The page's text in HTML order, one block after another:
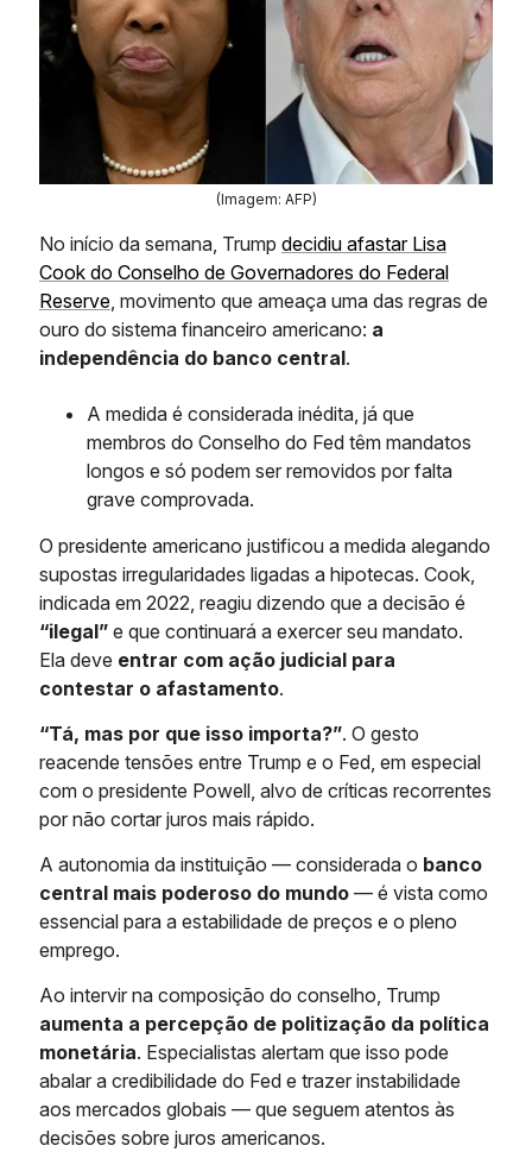
(Imagem: AFP)
No início da semana, Trump decidiu afastar Lisa
Cook do Conselho de Governadores do Federal
Reserve, movimento que ameaça uma das regras de
ouro do sistema financeiro americano: a
independência do banco central.
A medida é considerada inédita, já que
membros do Conselho do Fed têm mandatos
longos e só podem ser removidos por falta
grave comprovada.
O presidente americano justificou a medida alegando
supostas irregularidades ligadas a hipotecas. Cook,
indicada em 2022, reagiu dizendo que a decisão é
“ilegal” e que continuará a exercer seu mandato.
Ela deve entrar com ação judicial para
contestar o afastamento.
“Tá, mas por que isso importa?”. O gesto
reacende tensões entre Trump e o Fed, em especial
com o presidente Powell, alvo de críticas recorrentes
por não cortar juros mais rápido.
A autonomia da instituição — considerada o banco
central mais poderoso do mundo — é vista como
essencial para a estabilidade de preços e o pleno
emprego.
Ao intervir na composição do conselho, Trump
aumenta a percepção de politização da política
monetária. Especialistas alertam que isso pode
abalar a credibilidade do Fed e trazer instabilidade
aos mercados globais — que seguem atentos às
decisões sobre juros americanos.